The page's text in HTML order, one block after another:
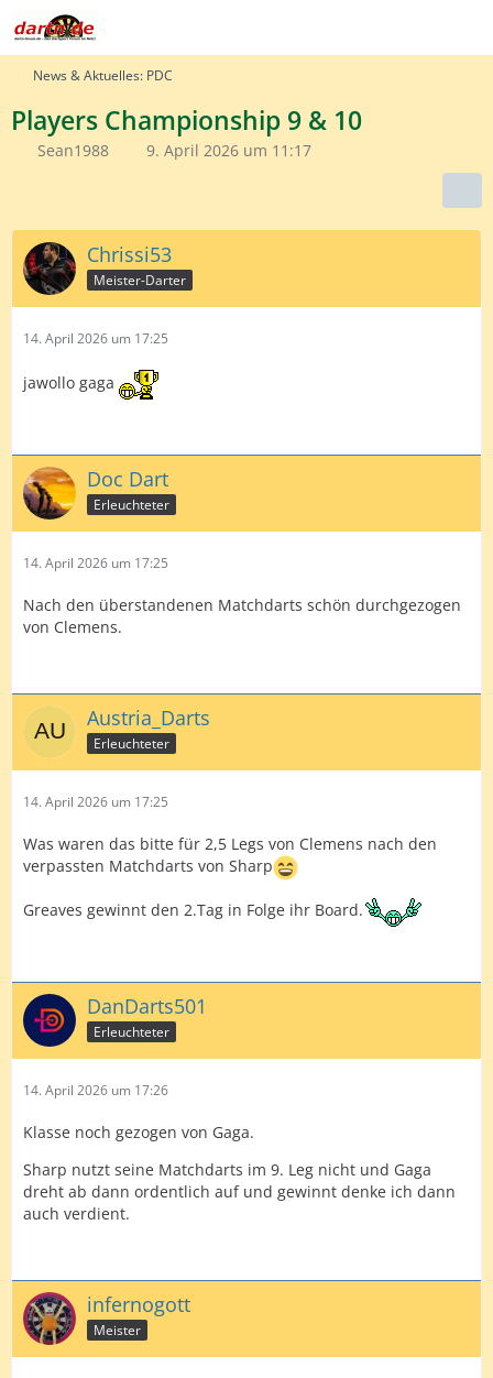
News & Aktuelles: PDC
Players Championship 9 & 10
Sean1988 9. April 2026 um 11:17
Chrissi53
Meister-Darter
14. April 2026 um 17:25
jawollo gaga
Doc Dart
Erleuchteter
14. April 2026 um 17:25
Nach den überstandenen Matchdarts schön durchgezogen
von Clemens.
Austria_Darts
Erleuchteter
14. April 2026 um 17:25
Was waren das bitte für 2,5 Legs von Clemens nach den
verpassten Matchdarts von Sharp
Greaves gewinnt den 2.Tag in Folge ihr Board.
DanDarts501
Erleuchteter
14. April 2026 um 17:26
Klasse noch gezogen von Gaga.
Sharp nutzt seine Matchdarts im 9. Leg nicht und Gaga
dreht ab dann ordentlich auf und gewinnt denke ich dann
auch verdient.
infernogott
Meister